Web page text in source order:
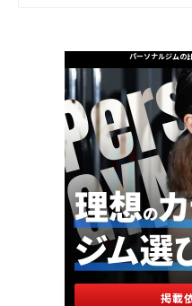
パーソナルジムの
掲載